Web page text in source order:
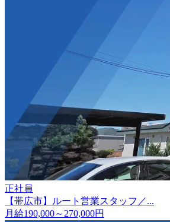
正社員
【帯広市】ルート営業スタッフ／...
月給190,000～270,000円